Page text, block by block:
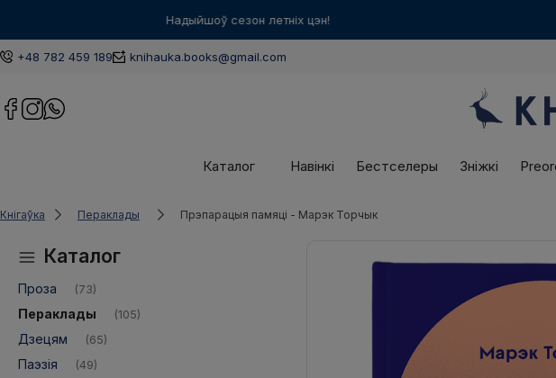
+48 782 459 189 knihauka.books@gmail.com
Каталог Навінкі Бестселеры Зніжкі
Кнігаўка Пераклады Прэпарацыя памяці - Марэк Торчык
Каталог
Проза (73)
Пераклады (105)
Дзецям (65)
Паэзія (49)